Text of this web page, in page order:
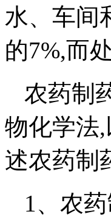
水、车间
的7%,而
农药制
物化学法
述农药制
1、 农